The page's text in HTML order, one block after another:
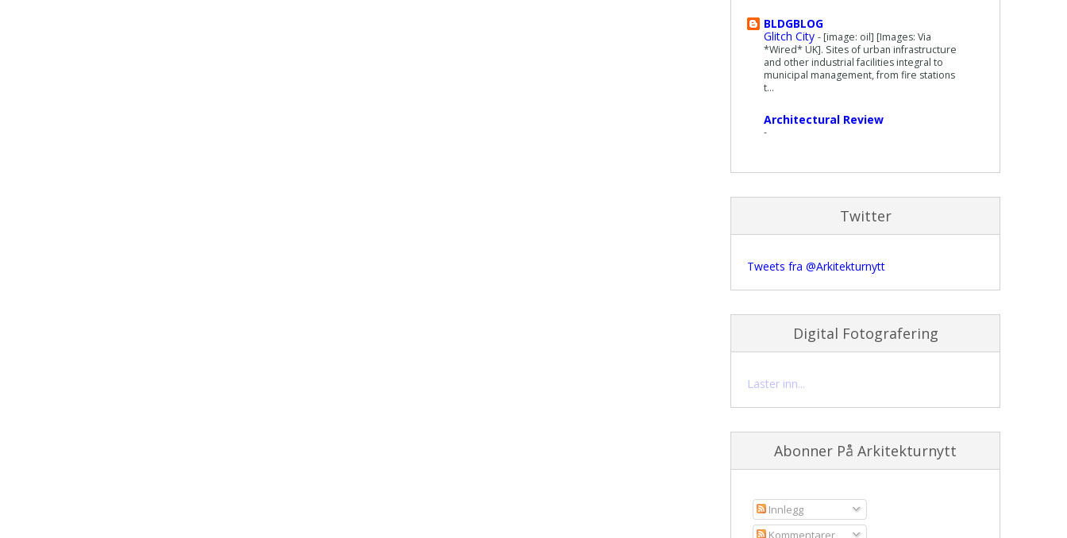
BLDGBLOG
Glitch City - [image: oil] [Images: Via
*Wired* UK]. Sites of urban infrastructure
and other industrial facilities integral to
municipal management, from fire stations
t...
Architectural Review
-
Twitter
Tweets fra @Arkitekturnytt
Digital Fotografering
Laster inn...
Abonner På Arkitekturnytt
Innlegg
Kommentarer